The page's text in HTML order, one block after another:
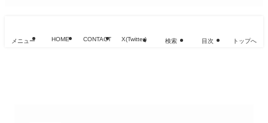
メニュー HOME CONTACT X(Twitter) 検索 目次 トップへ